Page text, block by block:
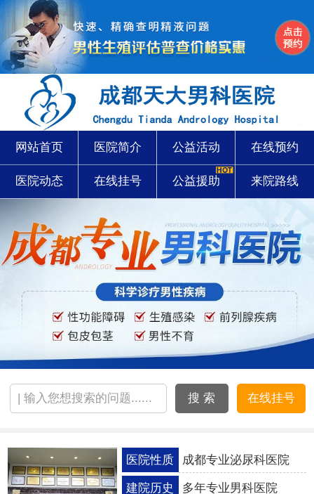
网站首页 医院简介 公益活动 在线预约
医院动态 在线挂号 公益援助 来院路线
搜 索 在线挂号
医院性质 成都专业泌尿科医院
建院历史 多年专业男科医院